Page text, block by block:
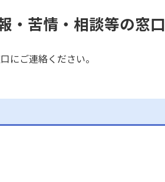
・苦情・相談等の窓口
にご連絡ください。